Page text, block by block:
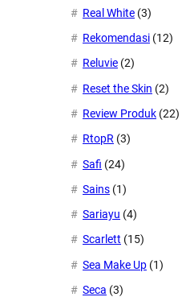
Real White (3)
Rekomendasi (12)
Reluvie (2)
Reset the Skin (2)
Review Produk (22)
RtopR (3)
Safi (24)
Sains (1)
Sariayu (4)
Scarlett (15)
Sea Make Up (1)
Seca (3)